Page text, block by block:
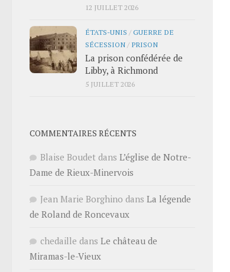
12 JUILLET 2026
ÉTATS-UNIS /GUERRE DE
SÉCESSION / PRISON
La prison confédérée de
Libby, à Richmond
5 JUILLET 2026
COMMENTAIRES RÉCENTS
Blaise Boudet dans L’église de Notre-
Dame de Rieux-Minervois
Jean Marie Borghino dans La légende
de Roland de Roncevaux
chedaille dans Le château de
Miramas-le-Vieux